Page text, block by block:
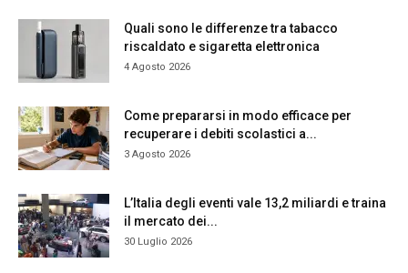
Quali sono le differenze tra tabacco
riscaldato e sigaretta elettronica
4 Agosto 2026
Come prepararsi in modo efficace per
recuperare i debiti scolastici a...
3 Agosto 2026
L’Italia degli eventi vale 13,2 miliardi e traina
il mercato dei...
30 Luglio 2026